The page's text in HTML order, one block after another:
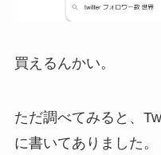
買えるんかい。
ただ調べてみると、
に書いてありました。